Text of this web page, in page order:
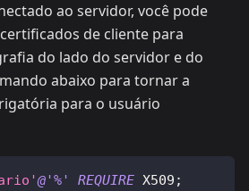
ao servidor, você pode
de cliente para
do lado do servidor e do
abaixo para tornar a
para o usuário
@'%' REQUIRE X509 ;